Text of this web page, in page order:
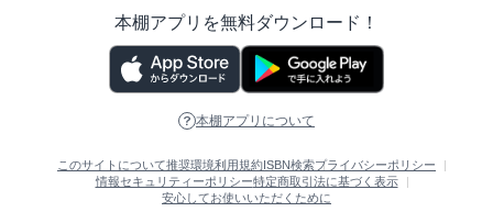
本棚アプリを無料ダウンロード！
本棚アプリについて
このサイトについて推奨環境利用規約ISBN検索プライバシーポリシー
情報セキュリティーポリシー特定商取引法に基づく表示
安心してお使いいただくために